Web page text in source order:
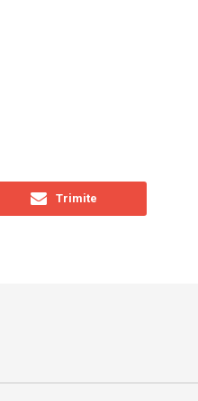
Trimite